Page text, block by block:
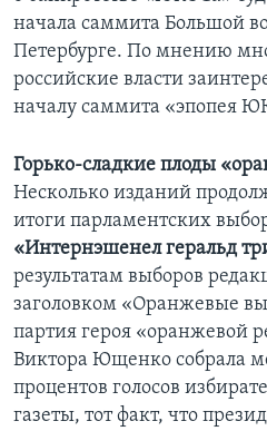
начала саммита Большой
Петербурге. По мнению
российские власти
началу саммита «эпопея
Горько-сладкие плоды
Несколько изданий
итоги парламентских
«Интернэшенел геральд
результатам выборов
заголовком «Оранжевые
партия героя «оранжевой
Виктора Ющенко собрала
процентов голосов
газеты, тот факт, что